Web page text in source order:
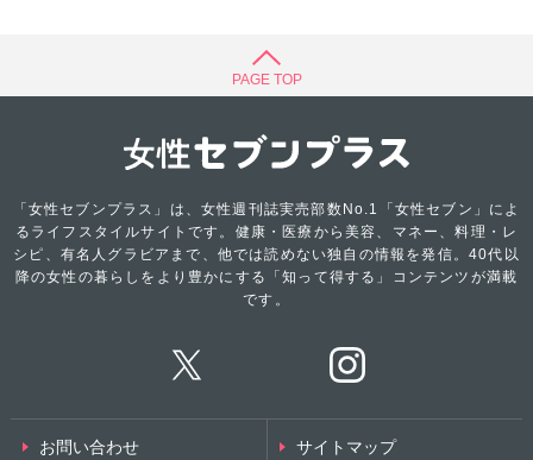
PAGE TOP
「女性セブンプラス」は、女性週刊誌実売部数No.1「女性セブン」によ
るライフスタイルサイトです。健康・医療から美容、マネー、料理・レ
シピ、有名人グラビアまで、他では読めない独自の情報を発信。40代以
降の女性の暮らしをより豊かにする「知って得する」コンテンツが満載
です。
お問い合わせ サイトマップ